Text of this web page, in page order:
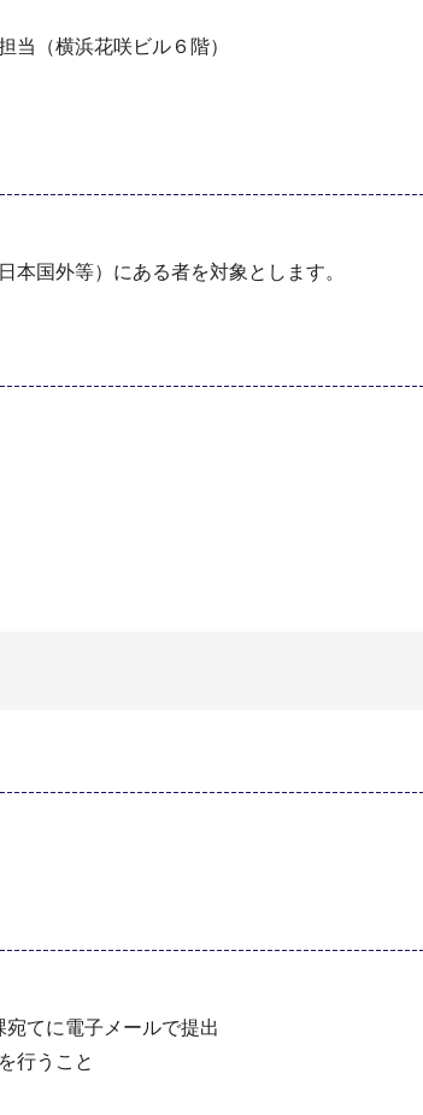
当（横浜花咲ビル６階）
国外等）にある者を対象とします。
宛てに電子メールで提出
行うこと